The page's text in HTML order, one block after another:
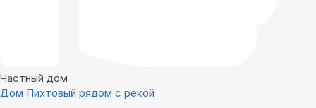
Частный дом
Дом Пихтовый рядом с рекой